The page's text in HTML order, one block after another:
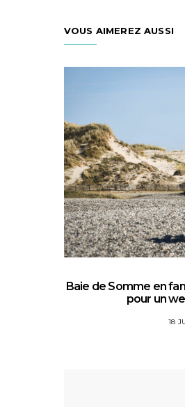
VOUS AIMEREZ AUSSI
Baie de Somme en
pour un
18